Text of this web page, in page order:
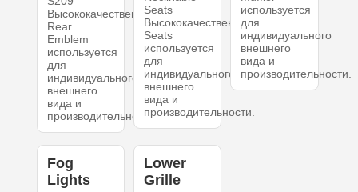
Высококачественный
Rear
Emblem
используется
для
индивидуального
внешнего
вида и
производительности.
Seats
Высококачественный
Seats
используется
для
индивидуального
внешнего
вида и
производительности.
используется
для
индивидуального
внешнего
вида и
производительности.
Fog
Lights
Lower
Grille